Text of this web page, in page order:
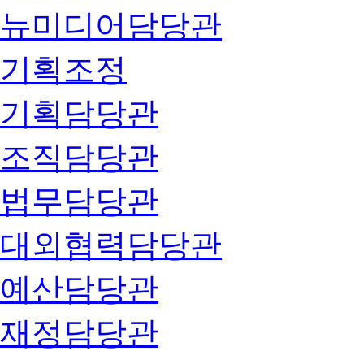
뉴미디어담당관
기획조정
기획담당관
조직담당관
법무담당관
대외협력담당관
예산담당관
재정담당관